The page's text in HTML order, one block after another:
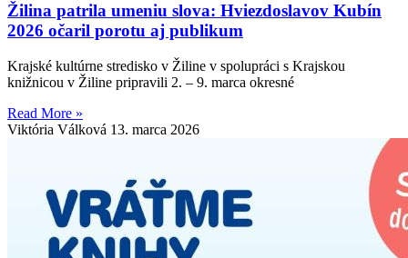
Žilina patrila umeniu slova: Hviezdoslavov Kubín
2026 očaril porotu aj publikum
Krajské kultúrne stredisko v Žiline v spolupráci s Krajskou
knižnicou v Žiline pripravili 2. – 9. marca okresné
Read More »
Viktória Válková 13. marca 2026